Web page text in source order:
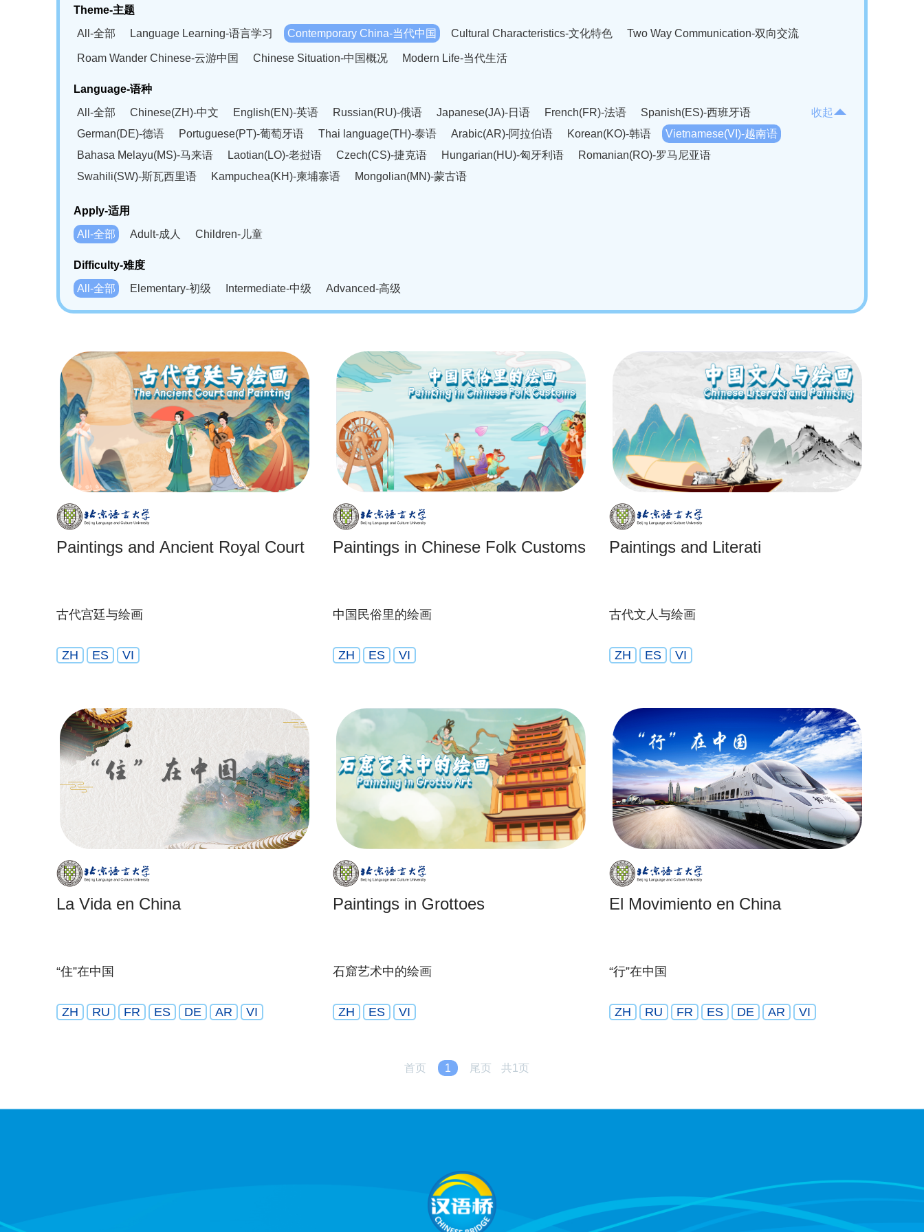
Theme-主题
All-全部
Language Learning-语言学习 Contemporary China-当代中国 Cultural Characteristics-文化特色 Two Way Communication-双向交流
Roam Wander Chinese-云游中国 Chinese Situation-中国概况 Modern Life-当代生活
Language-语种
All-全部
Chinese(ZH)-中文 English(EN)-英语 Russian(RU)-俄语 Japanese(JA)-日语 French(FR)-法语
Spanish(ES)-西班牙语
German(DE)-德语
Portuguese(PT)-葡萄牙语 Thai language(TH)-泰语 Arabic(AR)-阿拉伯语 Korean(KO)-韩语
Vietnamese(VI)-越南语
Bahasa Melayu(MS)-马来语
Laotian(LO)-老挝语 Czech(CS)-捷克语 Hungarian(HU)-匈牙利语
Romanian(RO)-罗马尼亚语
Swahili(SW)-斯瓦西里语
Kampuchea(KH)-柬埔寨语 Mongolian(MN)-蒙古语
收起
Apply-适用
All-全部
Adult-成人 Children-儿童
Difficulty-难度
All-全部
Elementary-初级 Intermediate-中级 Advanced-高级
Paintings and Ancient Royal Court
古代宫廷与绘画
ZH ES VI
Paintings in Chinese Folk Customs
中国民俗里的绘画
ZH ES VI
Paintings and Literati
古代文人与绘画
ZH ES VI
La Vida en China
“住”在中国
ZH RU FR ES DE AR VI
Paintings in Grottoes
石窟艺术中的绘画
ZH ES VI
El Movimiento en China
“行”在中国
ZH RU FR ES DE AR VI
首页 1 尾页 共1页